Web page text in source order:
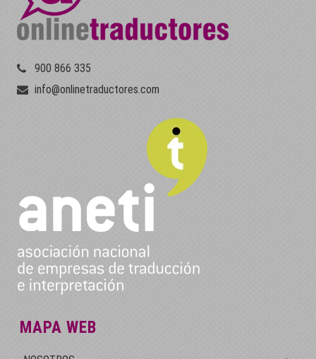
900 866 335
info@onlinetraductores.com
MAPA WEB